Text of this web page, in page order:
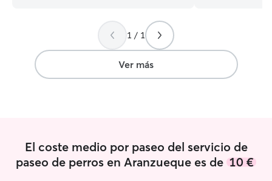
1000m2 con piscina (por si a tu perro le
gusta refrescarse) Actualmente no estoy
empleada por lo cual tengo tiempo
100% para atender a tu mascota!
Tiene zonas de césped natural, de
piedra, de césped artificial y de baldosas
1 / 1
Ver más
El coste medio por paseo del servicio de
paseo de perros en Aranzueque es de 10 €